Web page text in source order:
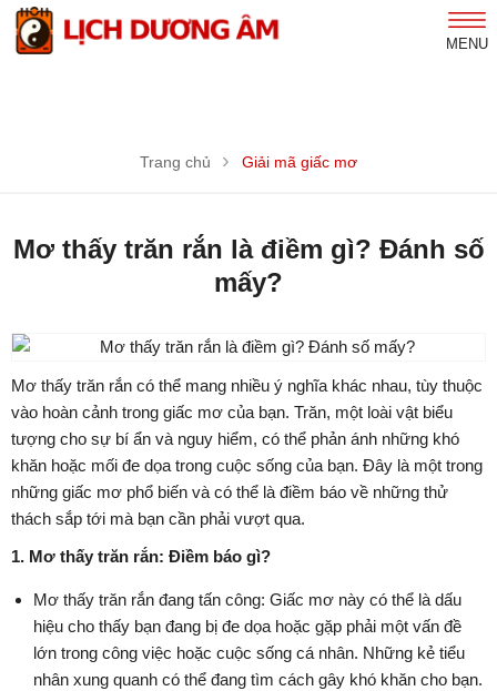
MENU
Trang chủ Giải mã giấc mơ
Mơ thấy trăn rắn là điềm gì? Đánh số
mấy?
Mơ thấy trăn rắn có thể mang nhiều ý nghĩa khác nhau, tùy thuộc
vào hoàn cảnh trong giấc mơ của bạn. Trăn, một loài vật biểu
tượng cho sự bí ẩn và nguy hiểm, có thể phản ánh những khó
khăn hoặc mối đe dọa trong cuộc sống của bạn. Đây là một trong
những giấc mơ phổ biến và có thể là điềm báo về những thử
thách sắp tới mà bạn cần phải vượt qua.
1. Mơ thấy trăn rắn: Điềm báo gì?
Mơ thấy trăn rắn đang tấn công: Giấc mơ này có thể là dấu
hiệu cho thấy bạn đang bị đe dọa hoặc gặp phải một vấn đề
lớn trong công việc hoặc cuộc sống cá nhân. Những kẻ tiểu
nhân xung quanh có thể đang tìm cách gây khó khăn cho bạn.